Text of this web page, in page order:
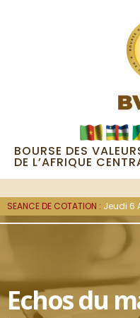
BOURSE DES
DE L’AFRIQUE
SEANCE DE COTATION : Jeudi 6
Echos du